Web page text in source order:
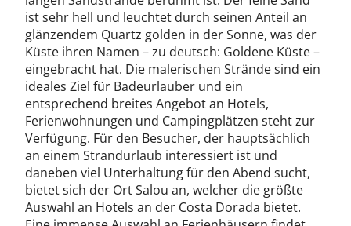
ist sehr hell und leuchtet durch seinen Anteil an
glänzendem Quartz golden in der Sonne, was der
Küste ihren Namen – zu deutsch: Goldene Küste –
eingebracht hat. Die malerischen Strände sind ein
ideales Ziel für Badeurlauber und ein
entsprechend breites Angebot an Hotels,
Ferienwohnungen und Campingplätzen steht zur
Verfügung. Für den Besucher, der hauptsächlich
an einem Strandurlaub interessiert ist und
daneben viel Unterhaltung für den Abend sucht,
bietet sich der Ort Salou an, welcher die größte
Auswahl an Hotels an der Costa Dorada bietet.